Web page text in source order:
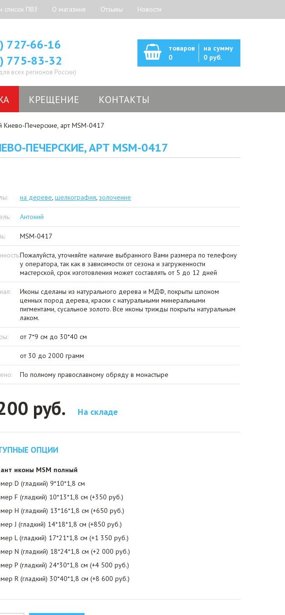
список ПВЗ О магазине Отзывы Новости
727-66-16
775-83-32
всех регионов России)
товаров
0
на сумму
0 руб.
КРЕЩЕНИЕ КОНТАКТЫ
Печерские, арт MSM-0417
ПЕЧЕРСКИЕ, АРТ MSM-0417
на дереве, шелкография, золочение
Антоний
MSM-0417
Пожалуйста, уточняйте наличие выбранного Вами размера по телефону
у оператора, так как в зависимости от сезона и загруженности
мастерской, срок изготовления может составлять от 5 до 12 дней
Иконы сделаны из натурального дерева и МДФ, покрыты шпоном
ценных пород дерева, краски с натуральными минеральными
пигментами, сусальное золото. Все иконы трижды покрыты натуральным
лаком.
от 7*9 см до 30*40 см
от 30 до 2000 грамм
По полному православному обряду в монастыре
руб. На складе
ОПЦИИ
иконы MSM полный
D (гладкий) 9*10*1,8 см
F (гладкий) 10*13*1,8 см (+350 руб.)
H (гладкий) 13*16*1,8 см (+650 руб.)
J (гладкий) 14*18*1,8 см (+850 руб.)
L (гладкий) 17*21*1,8 см (+1 350 руб.)
N (гладкий) 18*24*1,8 см (+2 000 руб.)
P (гладкий) 24*30*1,8 см (+4 500 руб.)
R (гладкий) 30*40*1,8 см (+8 600 руб.)